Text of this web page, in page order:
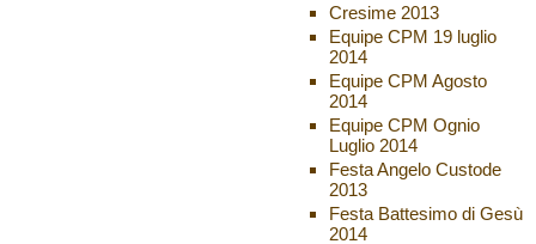
Cresime 2013
Equipe CPM 19 luglio
2014
Equipe CPM Agosto
2014
Equipe CPM Ognio
Luglio 2014
Festa Angelo Custode
2013
Festa Battesimo di Gesù
2014